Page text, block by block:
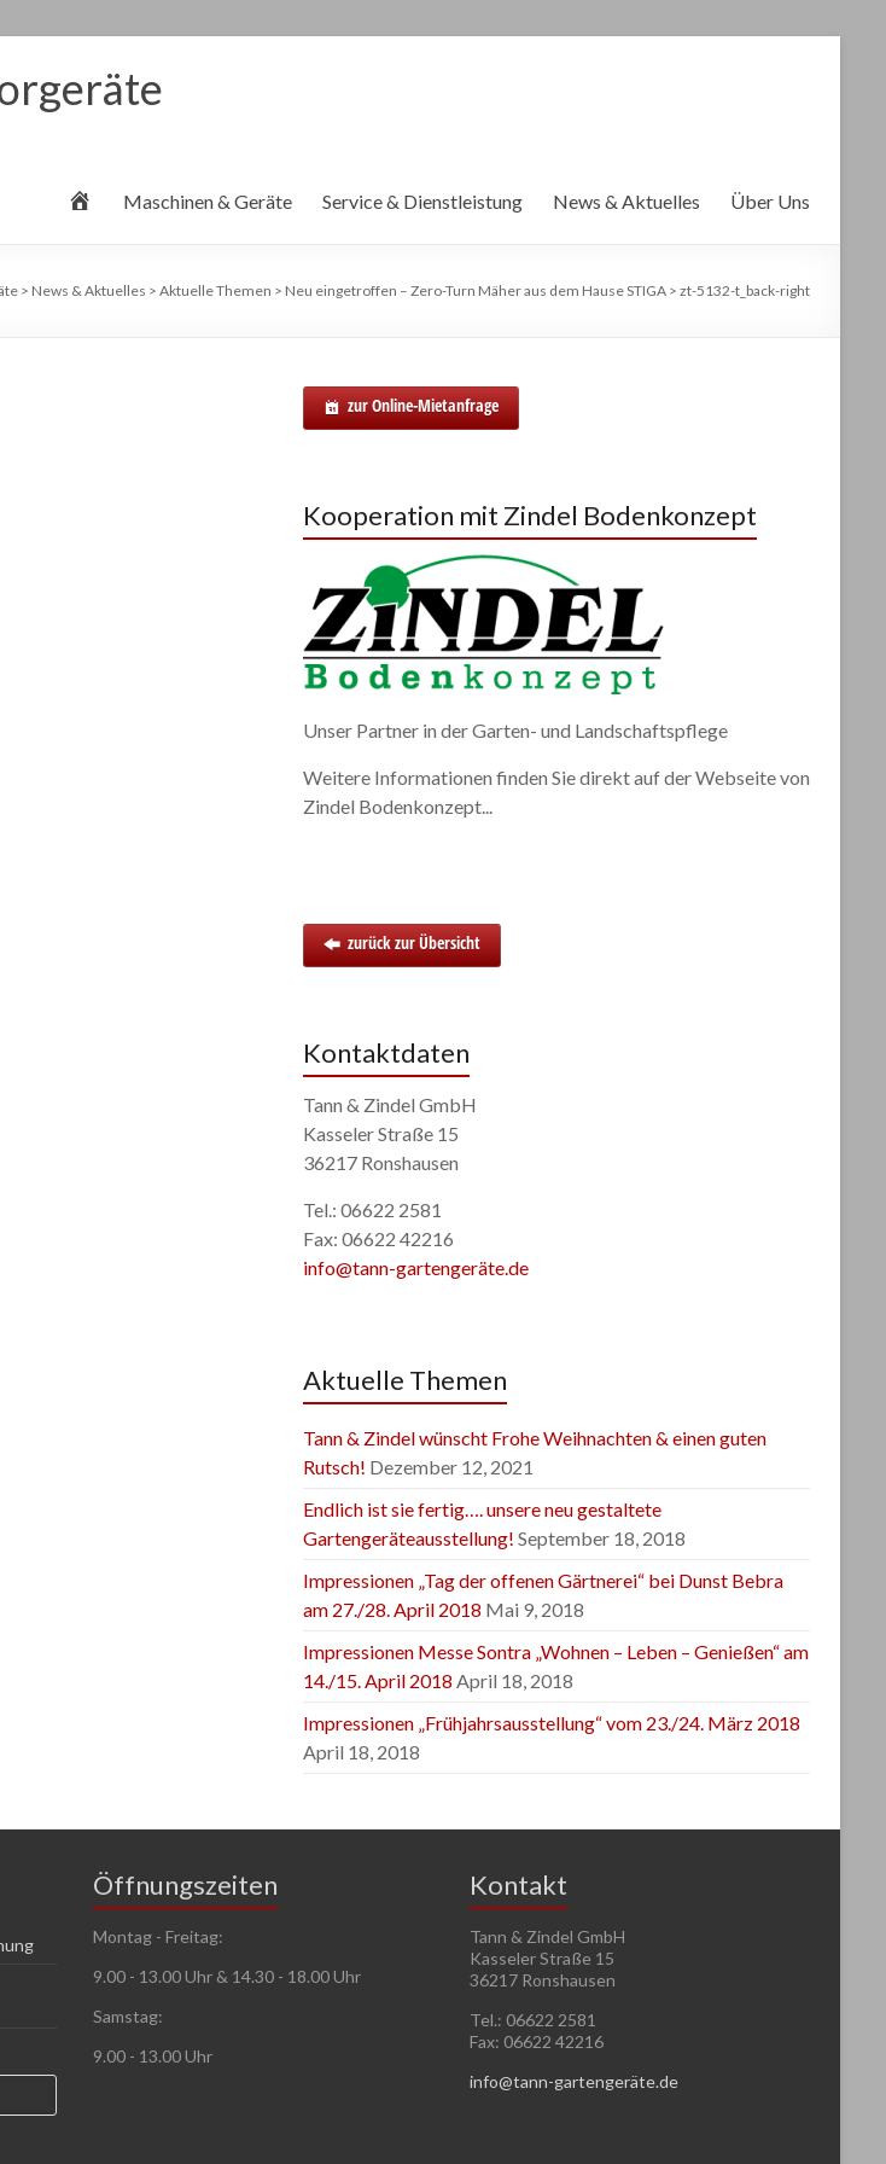
t
Maschinen & Geräte Service & Dienstleistung News & Aktuelles Über Uns
> News & Aktuelles > Aktuelle Themen > Neu eingetroffen – Zero-Turn Mäher aus dem Hause STIGA > zt-5132-t_back-right
zur Online-Mietanfrage
Kooperation mit Zindel Bodenkonzept
Unser Partner in der Garten- und Landschaftspflege
Weitere Informationen finden Sie direkt auf der Webseite von
Zindel Bodenkonzept...
zurück zur Übersicht
Kontaktdaten
Tann & Zindel GmbH
Kasseler Straße 15
36217 Ronshausen
Tel.: 06622 2581
Fax: 06622 42216
info@tann-gartengeräte.de
Aktuelle Themen
Tann & Zindel wünscht Frohe Weihnachten & einen guten
Rutsch! Dezember 12, 2021
Endlich ist sie fertig…. unsere neu gestaltete
Gartengeräteausstellung! September 18, 2018
Impressionen „Tag der offenen Gärtnerei“ bei Dunst Bebra
am 27./28. April 2018 Mai 9, 2018
Impressionen Messe Sontra „Wohnen – Leben – Genießen“ am
14./15. April 2018 April 18, 2018
Impressionen „Frühjahrsausstellung“ vom 23./24. März 2018
April 18, 2018
Öffnungszeiten
Montag - Freitag:
9.00 - 13.00 Uhr & 14.30 - 18.00 Uhr
Samstag:
9.00 - 13.00 Uhr
Kontakt
Tann & Zindel GmbH
Kasseler Straße 15
36217 Ronshausen
Tel.: 06622 2581
Fax: 06622 42216
info@tann-gartengeräte.de